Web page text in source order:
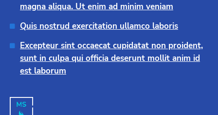
magna aliqua. Ut enim ad minim veniam
Quis nostrud exercitation ullamco laboris
Excepteur sint occaecat cupidatat non proident,
sunt in culpa qui officia deserunt mollit anim id
est laborum